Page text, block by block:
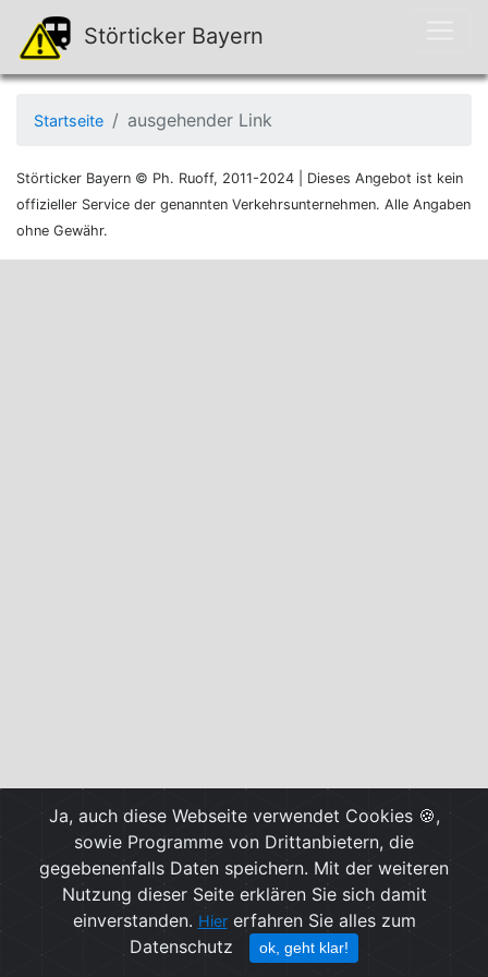
Störticker Bayern
Ja, auch diese Webseite verwendet Cookies 🍪,
sowie Programme von Drittanbietern, die
gegebenenfalls Daten speichern. Mit der weiteren
Nutzung dieser Seite erklären Sie sich damit
einverstanden. Hiererfahren Sie alles zum
Datenschutz
ok, geht klar!
Startseite ausgehender Link
Störticker Bayern © Ph. Ruoff, 2011-2024 | Dieses Angebot ist kein
offizieller Service der genannten Verkehrsunternehmen. Alle Angaben
ohne Gewähr.